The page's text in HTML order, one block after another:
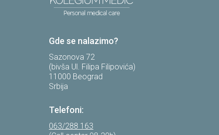
Gde se nalazimo?
Sazonova 72
(bivša Ul. Filipa Filipovića)
11000 Beograd
Srbija
Telefoni:
063/288 163